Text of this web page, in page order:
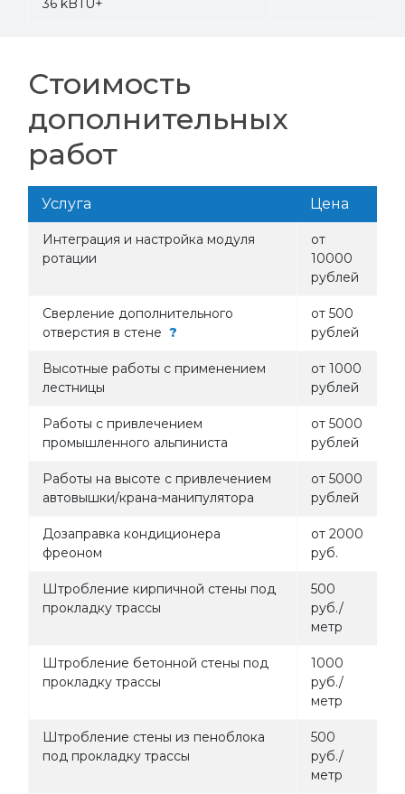
36 kBTU+
Стоимость
дополнительных
работ
Услуга Цена
Интеграция и настройка модуля
ротации
от
10000
рублей
Сверление дополнительного
отверстия в стене ?
от 500
рублей
Высотные работы с применением
лестницы
от 1000
рублей
Работы с привлечением
промышленного альпиниста
от 5000
рублей
Работы на высоте с привлечением
автовышки/крана-манипулятора
от 5000
рублей
Дозаправка кондиционера
фреоном
от 2000
руб.
Штробление кирпичной стены под
прокладку трассы
500
руб./
метр
Штробление бетонной стены под
прокладку трассы
1000
руб./
метр
Штробление стены из пеноблока
под прокладку трассы
500
руб./
метр